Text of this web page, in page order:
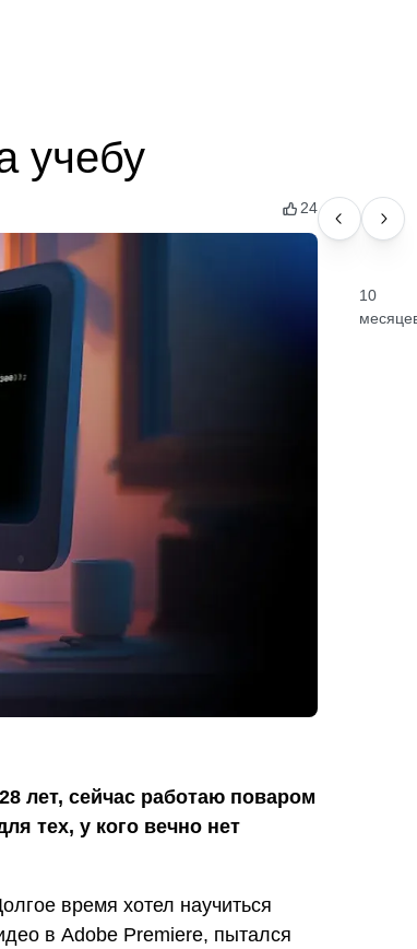
учебу
24
лет, сейчас работаю поваром
тех, у кого вечно нет
время хотел научиться
в Adobe Premiere, пытался
ПРОФЕССИЯ
10